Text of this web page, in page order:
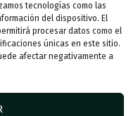
tecnologías como las
del dispositivo. El
procesar datos como el
únicas en este sitio.
afectar negativamente a